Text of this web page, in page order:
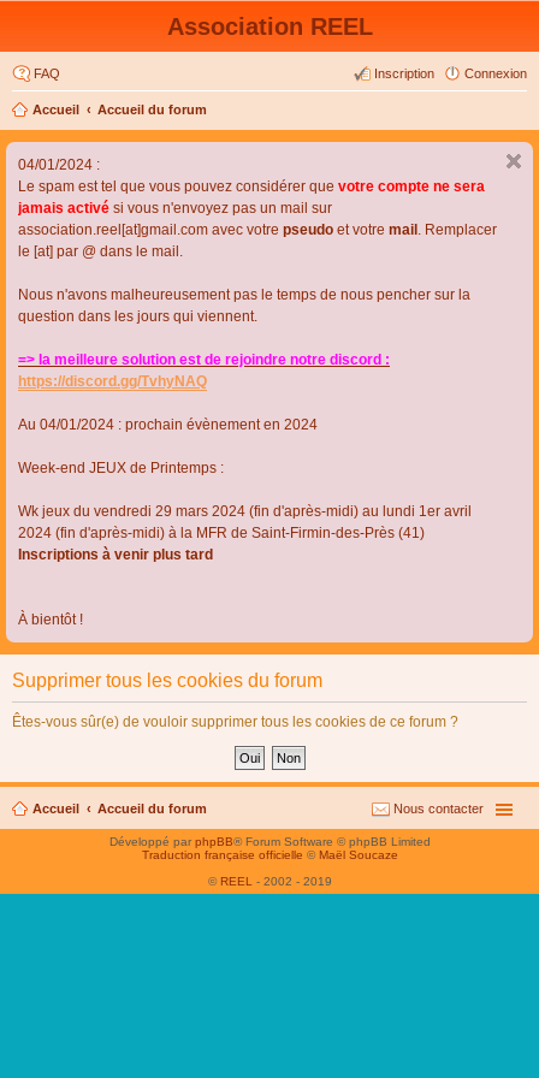
Association REEL
FAQ Connexion
Inscription
Accueil Accueil du forum
04/01/2024 :
Le spam est tel que vous pouvez considérer que votre compte ne sera
jamais activé si vous n'envoyez pas un mail sur
association.reel[at]gmail.com avec votre pseudo et votre mail . Remplacer
le [at] par @ dans le mail.
Nous n'avons malheureusement pas le temps de nous pencher sur la
question dans les jours qui viennent.
=> la meilleure solution est de rejoindre notre discord :
https://discord.gg/TvhyNAQ
Au 04/01/2024 : prochain évènement en 2024
Week-end JEUX de Printemps :
Wk jeux du vendredi 29 mars 2024 (fin d'après-midi) au lundi 1er avril
2024 (fin d'après-midi) à la MFR de Saint-Firmin-des-Près (41)
Inscriptions à venir plus tard
À bientôt !
Supprimer tous les cookies du forum
Êtes-vous sûr(e) de vouloir supprimer tous les cookies de ce forum ?
Accueil Accueil du forum Nous contacter
Développé parphpBB® Forum Software © phpBB Limited
Traduction française officielle © Maël Soucaze
© REEL - 2002 - 2019